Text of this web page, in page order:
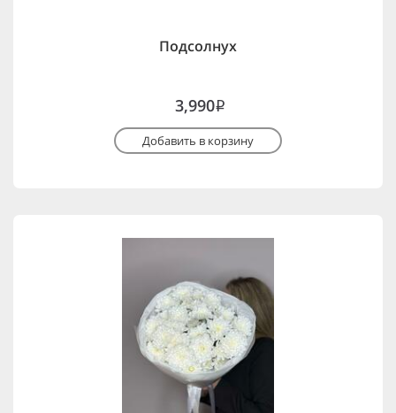
Подсолнух
3,990i
Добавить в корзину